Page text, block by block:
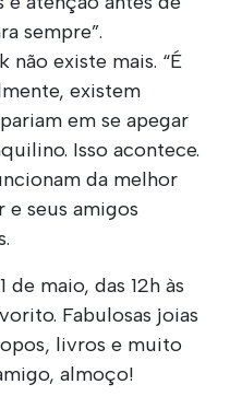
sempre”.
não existe mais. “É
existem
em se apegar
Isso acontece.
da melhor
e seus amigos
maio, das 12h às
Fabulosas joias
livros e muito
almoço!